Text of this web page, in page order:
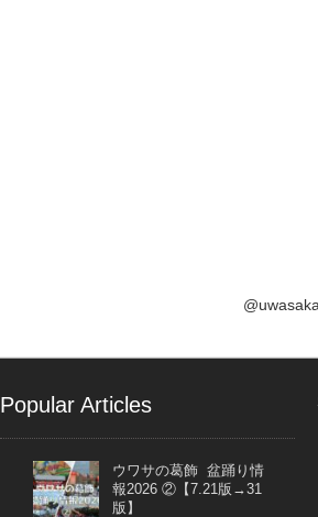
Popular Articles
ウワサの葛飾 盆踊り情
報2026 ②【7.21版→31
版】